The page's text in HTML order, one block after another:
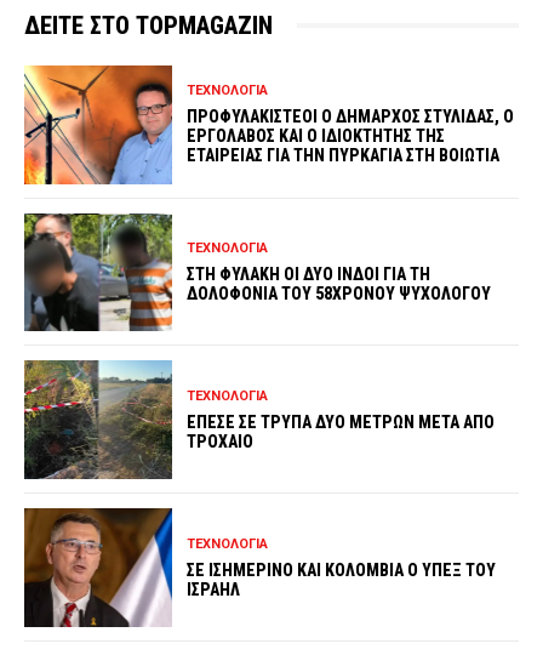
ΔΕΙΤΕ ΣΤΟ TOPMAGAZIN
ΤΕΧΝΟΛΟΓΙΑ
ΠΡΟΦΥΛΑΚΙΣΤΕΟΙ Ο ΔΗΜΑΡΧΟΣ ΣΤΥΛΙΔΑΣ, Ο
ΕΡΓΟΛΑΒΟΣ ΚΑΙ Ο ΙΔΙΟΚΤΗΤΗΣ ΤΗΣ
ΕΤΑΙΡΕΙΑΣ ΓΙΑ ΤΗΝ ΠΥΡΚΑΓΙΑ ΣΤΗ ΒΟΙΩΤΙΑ
ΤΕΧΝΟΛΟΓΙΑ
ΣΤΗ ΦΥΛΑΚΗ ΟΙ ΔΥΟ ΙΝΔΟΙ ΓΙΑ ΤΗ
ΔΟΛΟΦΟΝΙΑ ΤΟΥ 58ΧΡΟΝΟΥ ΨΥΧΟΛΟΓΟΥ
ΤΕΧΝΟΛΟΓΙΑ
ΕΠΕΣΕ ΣΕ ΤΡΥΠΑ ΔΥΟ ΜΕΤΡΩΝ ΜΕΤΑ ΑΠΟ
ΤΡΟΧΑΙΟ
ΤΕΧΝΟΛΟΓΙΑ
ΣΕ ΙΣΗΜΕΡΙΝΟ ΚΑΙ ΚΟΛΟΜΒΙΑ Ο ΥΠΕΞ ΤΟΥ
ΙΣΡΑΗΛ